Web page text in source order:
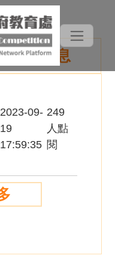
競賽消息
2023-09-
19
17:59:35
249
人點
閱